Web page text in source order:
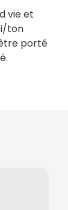
vie et
ton
porté